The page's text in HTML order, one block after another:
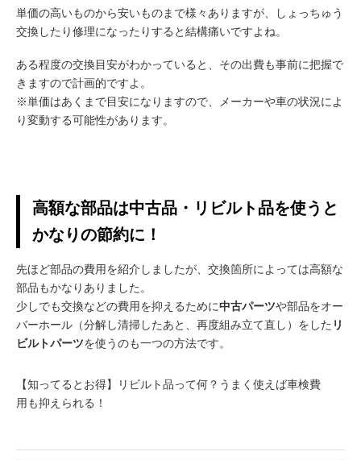
単価の高いものから安いものまで様々ありますが、しょっちゅう
交換したり修理になったりすると結構痛いですよね。
ある程度の交換目安がわかっていると、その出費も事前に把握で
きますので計画的ですよ。
※単価はあくまで目安になりますので、メーカーや車の状況によ
り変動する可能性があります。
高額な部品は中古品・リビルト品を使うと
かなりの節約に！
先ほど部品の費用を紹介しましたが、交換箇所によっては高額な
部品もかなりありました。
少しでも交換などの費用を抑えるために中古パーツや部品をオー
バーホール（分解し清掃したあと、再度組み立て直し）をした リ
ビルトパーツを使うのも一つの方法です。
【知ってるとお得】リビルト品って何？うまく使えば車検費
用も抑えられる！